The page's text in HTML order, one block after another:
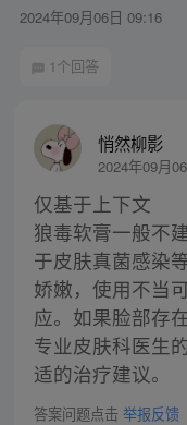
2024年09月06日 09:16
1个回答
悄然柳影
2024年09月
仅基于上下文
狼毒软膏一般不
于皮肤真菌感染
娇嫩，使用不当
应。如果脸部存
专业皮肤科医生
适的治疗建议。
答案问题点击 举报反馈